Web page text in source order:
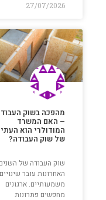
27/07/2026
מהפכה בשוק
– האם המשרד
המודולרי הוא
של שוק העבודה?
שוק העבודה של השנים
האחרונות עובר שינויים
משמעותיים. ארגונים
מחפשים פתרונות